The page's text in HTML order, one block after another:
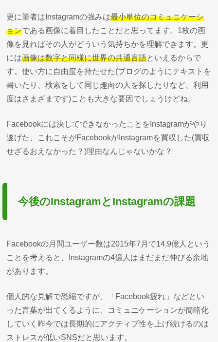
更に筆者はInstagramの強みは最小単位のコミュニケーシ
ョンである画像に着目したことだと思ってます。1枚の画
像を見ればその人がどういう気持ちかを理解できます。更
には画像は数字と同様に世界の共通言語といえるからで
す。使い方に自由度を持たせた(ブログのようにテキストを
書いたり、検索をして同じ趣向の人を探したりなど、利用
度はさまざまです)ことも大きな要因でしょうけどね。
Facebookには決してできなかったことをInstagramがやり
遂げた、これこそがFacebookがInstagramを買収した(買収
せざるおえなかった？)理由なんじゃないかな？
今後のInstagramとInstagramの課題
Facebookの月間ユーザー数は2015年7月で14.9億人という
ことを考えると、Instagramの4億人はまだまだ伸びる余地
があります。
個人的な見解で恐縮ですが、「Facebook疲れ」などとい
った言葉が出てくるように、コミュニケーションが簡略化
していく昨今では長期的にアクティブ性を上げ続けるのは
ストレスが低いSNSだと思います。